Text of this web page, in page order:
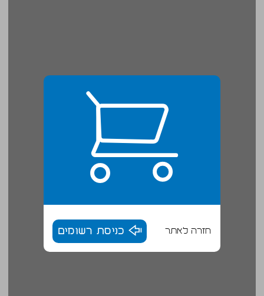
חזרה לאתר כניסת רשומים